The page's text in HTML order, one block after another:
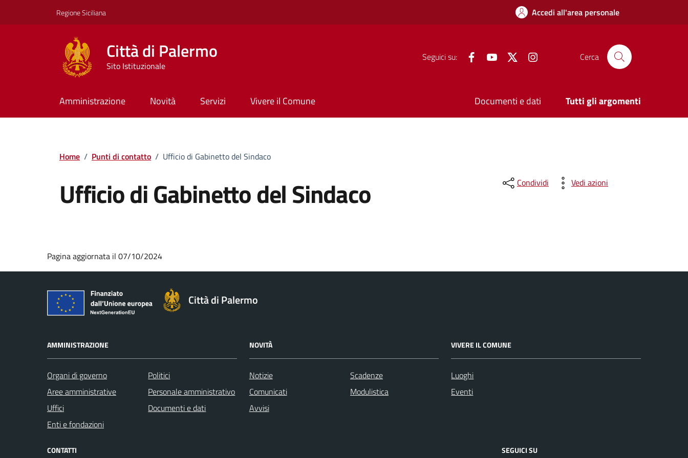
Regione Siciliana Accedi all'area personale
Città di Palermo
Sito Istituzionale
Seguici su: FacebookYouTube Twitter Cerca
Amministrazione Novità Servizi Vivere il Comune Documenti e dati Tutti gli argomenti
Home / Punti di contatto / Ufficio di Gabinetto del Sindaco
Ufficio di Gabinetto del Sindaco Condividi Vedi azioni
Pagina aggiornata il 07/10/2024
Città di Palermo
AMMINISTRAZIONE
Organi di governo
Aree amministrative
Uffici
Enti e fondazioni
Politici
Personale amministrativo
Documenti e dati
NOVITÀ
Notizie
Comunicati
Avvisi
Scadenze
Modulistica
VIVERE IL COMUNE
Luoghi
Eventi
CONTATTI SEGUICI SU